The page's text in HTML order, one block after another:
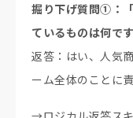
掘り下げ質問①：
ているものは何です
返答：はい、人気
ーム全体のことに